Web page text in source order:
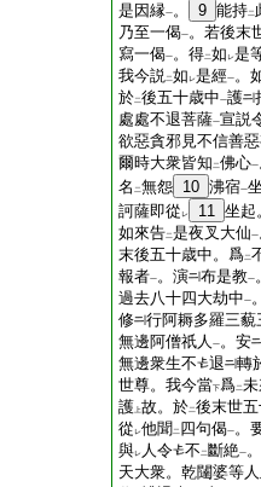
是因縁一。 9 能持二
乃至一偈一。若後末
寫一偈一。得二如 レ是
我今説二如 レ是經一。
於二後五十歳中一護
處處不退菩薩一宣説
欲惡貪邪見不信善
爾時大衆皆知 二佛心一
名 二無怨 10 沸宿一
訶薩即從 レ 11 坐起
如來告二是夜叉大仙一
末後五十歳中。爲二
報者一。演 布是教一
過去八十四大劫中一
修
行阿耨多羅三藐
無邊阿僧祇人 一。安
無邊衆生不
退
轉
世尊。我今當下爲二
護 上故。於二後末世
從 レ他聞 二 四句偈一。
與レ 人令 不 二 斷絶一
天大衆。乾闥婆等